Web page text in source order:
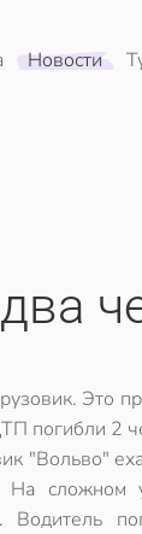
Новости
Это
погибли 2
"Вольво"
сложном